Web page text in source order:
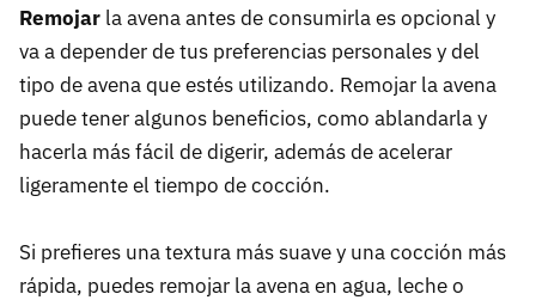
Remojar la avena antes de consumirla es opcional y
va a depender de tus preferencias personales y del
tipo de avena que estés utilizando. Remojar la avena
puede tener algunos beneficios, como ablandarla y
hacerla más fácil de digerir, además de acelerar
ligeramente el tiempo de cocción.
Si prefieres una textura más suave y una cocción más
rápida, puedes remojar la avena en agua, leche o